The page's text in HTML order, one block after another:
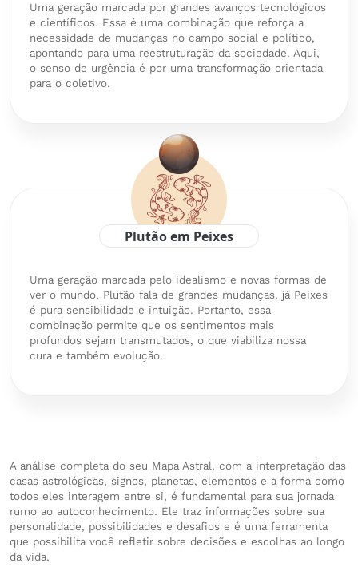
Uma geração marcada por grandes avanços tecnológicos
e científicos. Essa é uma combinação que reforça a
necessidade de mudanças no campo social e político,
apontando para uma reestruturação da sociedade. Aqui,
o senso de urgência é por uma transformação orientada
para o coletivo.
Plutão em Peixes
Uma geração marcada pelo idealismo e novas formas de
ver o mundo. Plutão fala de grandes mudanças, já Peixes
é pura sensibilidade e intuição. Portanto, essa
combinação permite que os sentimentos mais
profundos sejam transmutados, o que viabiliza nossa
cura e também evolução.
A análise completa do seu Mapa Astral, com a interpretação das
casas astrológicas, signos, planetas, elementos e a forma como
todos eles interagem entre si, é fundamental para sua jornada
rumo ao autoconhecimento. Ele traz informações sobre sua
personalidade, possibilidades e desafios e é uma ferramenta
que possibilita você refletir sobre decisões e escolhas ao longo
da vida.